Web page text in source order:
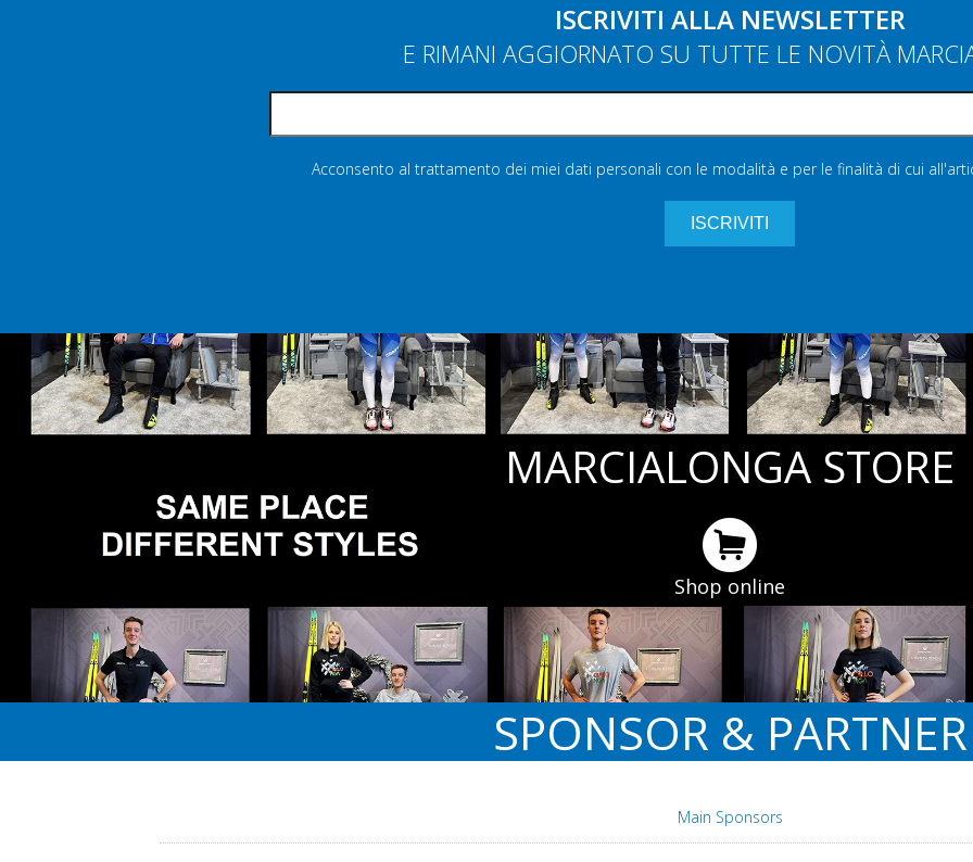
ISCRIVITI ALLA NEWSLETTER
E RIMANI AGGIORNATO SU TUTTE LE NOVITÀ
Acconsento al trattamento dei miei dati personali con le modalità e per le finalità di cui
MARCIALONGA STORE
Shop online
SPONSOR & PARTNER
Main Sponsors